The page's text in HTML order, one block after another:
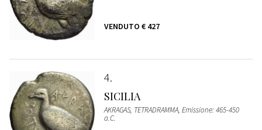
VENDUTO € 427
4
SICILIA
AKRAGAS, TETRADRAMMA, Emissione: 465-450
a.C.